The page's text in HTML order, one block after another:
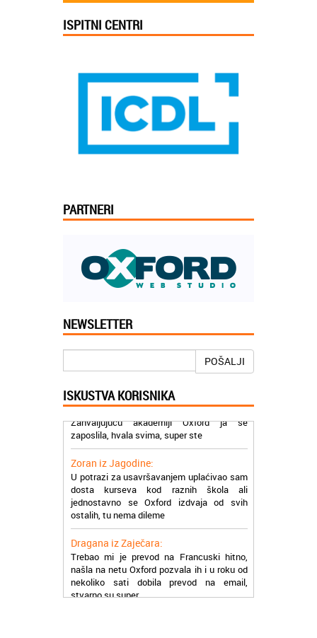
ISPITNI CENTRI
PARTNERI
NEWSLETTER
POŠALJI
ISKUSTVA KORISNIKA
Jelena iz Niša:
Mogu da pohvalim sve zaposlene u
profesionalni i prenose znanje na odličan
način
Milica iz Beograda:
Zahvaljujuću akademiji Oxford ja se
zaposlila, hvala svima, super ste
Zoran iz Jagodine:
U potrazi za usavršavanjem uplaćivao sam
dosta kurseva kod raznih škola ali
jednostavno se Oxford izdvaja od svih
ostalih, tu nema dileme
Dragana iz Zaječara:
Trebao mi je prevod na Francuski hitno,
našla na netu Oxford pozvala ih i u roku od
nekoliko sati dobila prevod na email,
stvarno su super